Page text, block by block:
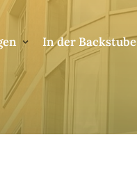
In der Backstube